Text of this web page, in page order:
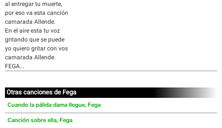
al entregar tu muerte,
por eso va esta canción
camarada Allende.
En el aire esta tu voz
gritando que se puede
yo quiero gritar con vos
camarada Allende.
FEGA...
Otras canciones de Fega
Cuando la pálida dama llegue, Fega
Canción sobre ella, Fega